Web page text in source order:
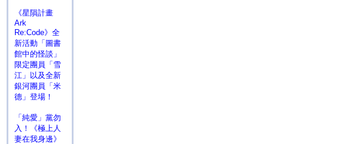
《星隕計畫
Ark
Re:Code》全
新活動「圖書
館中的怪談」
限定團員「雪
江」以及全新
銀河團員「米
德」登場！
「純愛」黨勿
入！《極上人
妻在我身邊》